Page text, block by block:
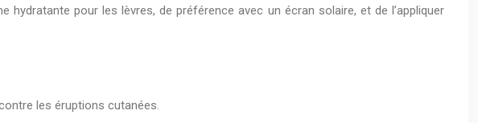
pour les lèvres, de préférence avec un écran solaire, et de l’appliquer
les éruptions cutanées.